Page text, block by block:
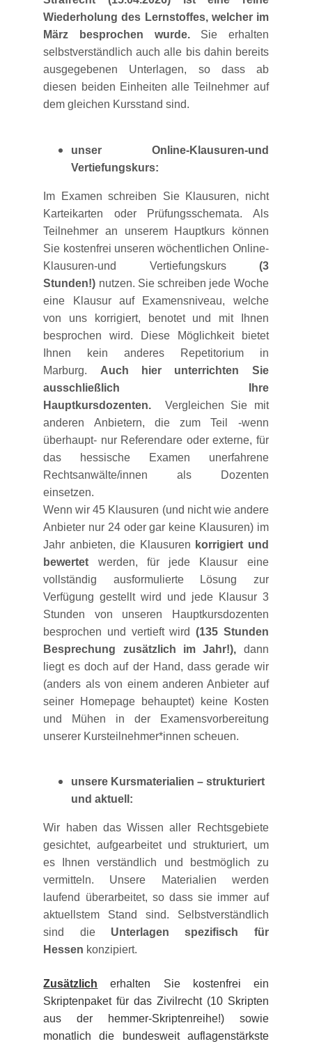
Wiederholung des Lernstoffes, welcher im
März besprochen wurde. Sie erhalten
selbstverständlich auch alle bis dahin bereits
ausgegebenen Unterlagen, so dass ab
diesen beiden Einheiten alle Teilnehmer auf
dem gleichen Kursstand sind.
unser Online-Klausuren-und
Vertiefungskurs:
Im Examen schreiben Sie Klausuren, nicht
Karteikarten oder Prüfungsschemata. Als
Teilnehmer an unserem Hauptkurs können
Sie kostenfrei unseren wöchentlichen Online-
Klausuren-und Vertiefungskurs (3
Stunden!) nutzen. Sie schreiben jede Woche
eine Klausur auf Examensniveau, welche
von uns korrigiert, benotet und mit Ihnen
besprochen wird. Diese Möglichkeit bietet
Ihnen kein anderes Repetitorium in
Marburg. Auch hier unterrichten Sie
ausschließlich Ihre
Hauptkursdozenten.
Vergleichen Sie mit
anderen Anbietern, die zum Teil -wenn
überhaupt- nur Referendare oder externe, für
das hessische Examen unerfahrene
Rechtsanwälte/innen als Dozenten
einsetzen.
Wenn wir 45 Klausuren (und nicht wie andere
Anbieter nur 24 oder gar keine Klausuren) im
Jahr anbieten, die Klausuren korrigiert und
bewertet werden, für jede Klausur eine
vollständig ausformulierte Lösung zur
Verfügung gestellt wird und jede Klausur 3
Stunden von unseren Hauptkursdozenten
besprochen und vertieft wird (135 Stunden
Besprechung zusätzlich im Jahr!), dann
liegt es doch auf der Hand, dass gerade wir
(anders als von einem anderen Anbieter auf
seiner Homepage behauptet) keine Kosten
und Mühen in der Examensvorbereitung
unserer Kursteilnehmer*innen scheuen.
unsere Kursmaterialien – strukturiert
und aktuell:
Wir haben das Wissen aller Rechtsgebiete
gesichtet, aufgearbeitet und strukturiert, um
es Ihnen verständlich und bestmöglich zu
vermitteln. Unsere Materialien werden
laufend überarbeitet, so dass sie immer auf
aktuellstem Stand sind. Selbstverständlich
sind die Unterlagen spezifisch für
Hessen konzipiert.
Zusätzlich
erhalten Sie kostenfrei ein
Skriptenpaket für das Zivilrecht (10 Skripten
aus der hemmer-Skriptenreihe!) sowie
monatlich die bundesweit auflagenstärkste